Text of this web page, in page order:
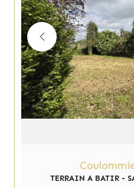
TERRAIN A BATIR -